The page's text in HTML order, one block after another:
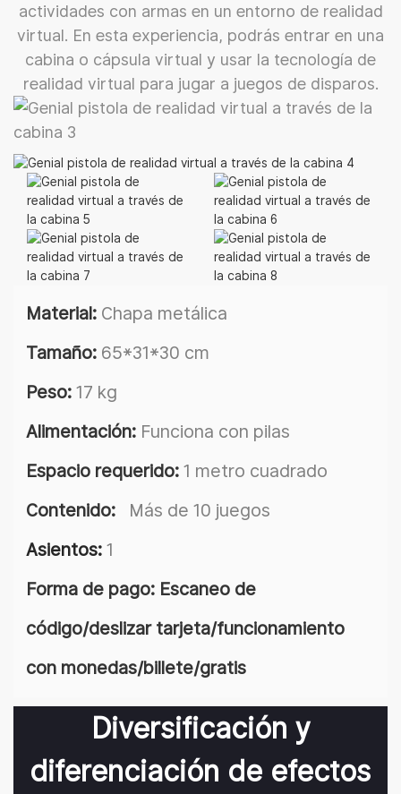
actividades con armas en un entorno de realidad
virtual. En esta experiencia, podrás entrar en una
cabina o cápsula virtual y usar la tecnología de
realidad virtual para jugar a juegos de disparos.
Material: Chapa metálica
Tamaño: 65*31*30 cm
Peso: 17 kg
Alimentación: Funciona con pilas
Espacio requerido: 1 metro cuadrado
Contenido:
Más de 10 juegos
Asientos: 1
Forma de pago: Escaneo de
código/deslizar tarjeta/funcionamiento
con monedas/billete/gratis
Diversificación y
diferenciación de efectos